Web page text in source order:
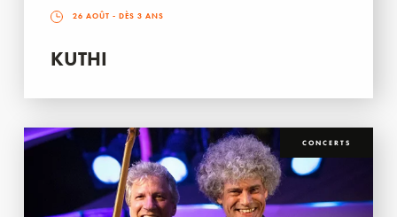
26 AOÛT - DÈS 3 ANS
KUTHI
CONCERTS